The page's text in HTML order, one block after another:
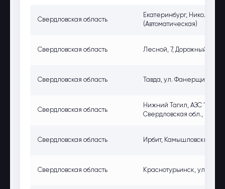
Свердловская область
Екатеринбург,
(Автоматическая)
Свердловская область Лесной, 7, Дорожный
Свердловская область Тавда, ул. Фанерщиков, 6,
Свердловская область
Нижний Тагил, АЗС
Свердловская обл.,
Свердловская область Ирбит, Камышловский
Свердловская область Краснотурьинск, ул.